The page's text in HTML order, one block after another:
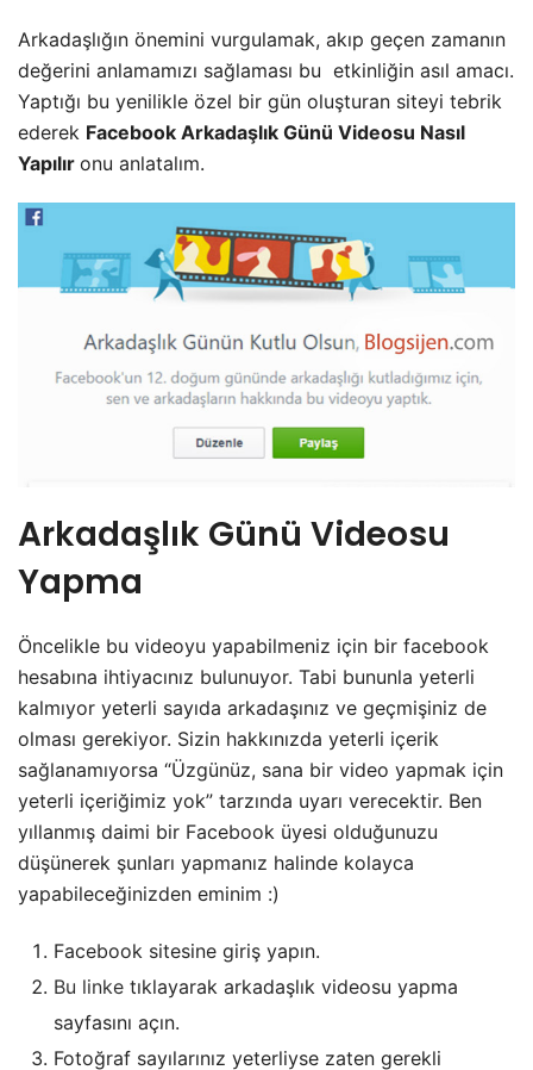
Arkadaşlığın önemini vurgulamak, akıp geçen zamanın
değerini anlamamızı sağlaması bu etkinliğin asıl amacı.
Yaptığı bu yenilikle özel bir gün oluşturan siteyi tebrik
ederek Facebook Arkadaşlık Günü Videosu Nasıl
Yapılır onu anlatalım.
Arkadaşlık Günü Videosu
Yapma
Öncelikle bu videoyu yapabilmeniz için bir facebook
hesabına ihtiyacınız bulunuyor. Tabi bununla yeterli
kalmıyor yeterli sayıda arkadaşınız ve geçmişiniz de
olması gerekiyor. Sizin hakkınızda yeterli içerik
sağlanamıyorsa “Üzgünüz, sana bir video yapmak için
yeterli içeriğimiz yok” tarzında uyarı verecektir. Ben
yıllanmış daimi bir Facebook üyesi olduğunuzu
düşünerek şunları yapmanız halinde kolayca
yapabileceğinizden eminim :)
Facebook sitesine giriş yapın.
Bu linke tıklayarak arkadaşlık videosu yapma
sayfasını açın.
Fotoğraf sayılarınız yeterliyse zaten gerekli